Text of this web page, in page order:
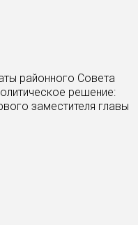
районного Совета
решение:
заместителя главы